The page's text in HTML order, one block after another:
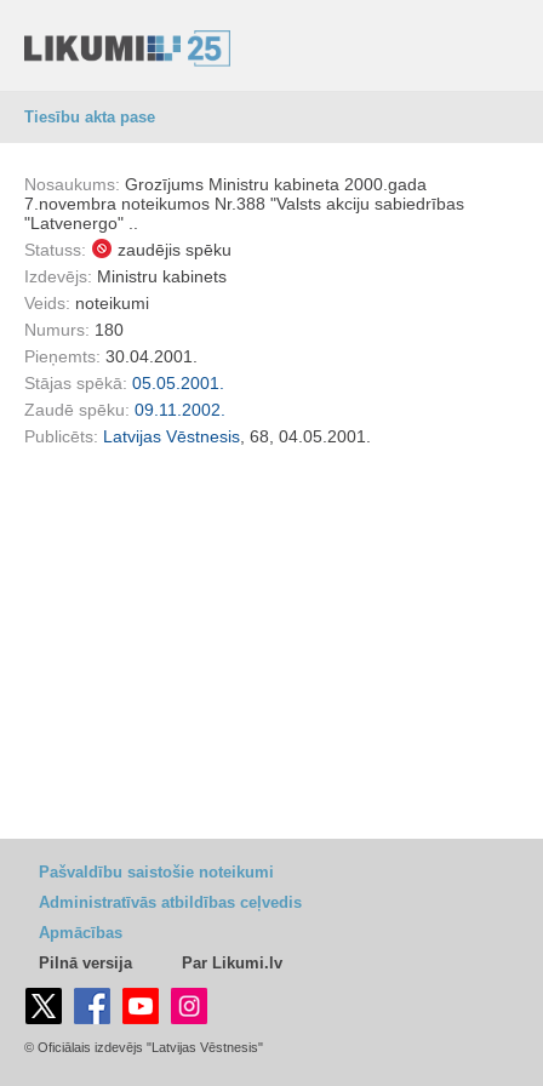
Tiesību akta pase
Nosaukums: Grozījums Ministru kabineta 2000.gada
7.novembra noteikumos Nr.388 "Valsts akciju sabiedrības
"Latvenergo" ..
Statuss:
zaudējis spēku
Izdevējs: Ministru kabinets
Veids: noteikumi
Numurs: 180
Pieņemts: 30.04.2001.
Stājas spēkā: 05.05.2001.
Zaudē spēku: 09.11.2002.
Publicēts: Latvijas Vēstnesis , 68, 04.05.2001.
Pašvaldību saistošie noteikumi
Administratīvās atbildības ceļvedis
Apmācības
Pilnā versija
Par Likumi.lv
© Oficiālais izdevējs "Latvijas Vēstnesis"